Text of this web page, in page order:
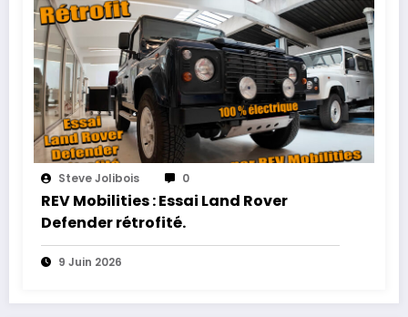
Steve Jolibois 0
REV Mobilities : Essai Land Rover
Defender rétrofité.
9 Juin 2026